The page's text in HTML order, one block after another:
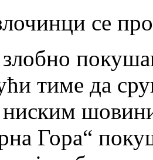
се
злобно
тиме да
ниским
Гора“